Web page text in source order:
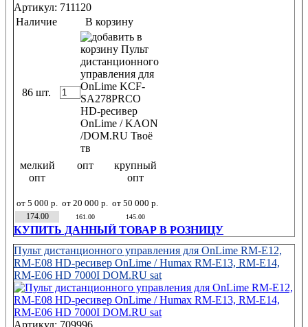
Артикул: 711120
Наличие
В корзину
86 шт.
мелкий
опт
от 5 000 р.
опт
от 20 000 р.
крупный
опт
от 50 000 р.
174.00
161.00 145.00
КУПИТЬ ДАННЫЙ ТОВАР В РОЗНИЦУ
Пульт дистанционного управления для OnLime RM-E12,
RM-E08 HD-ресивер OnLime / Humax RM-E13, RM-E14,
RM-E06 HD 7000I DOM.RU sat
Артикул: 709996